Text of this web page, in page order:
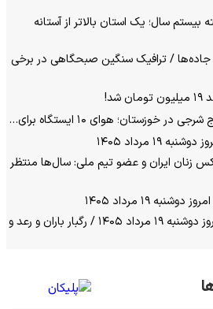
بیستم سال؛ یک استان بالاتر از آستانه
/ ترافیک سنگین صبحگاهی در برخی
مرداد ۱۴۰۵
زنان ایران و عضو تیم ملی: سال‌ها منتظر
۱۹ مرداد ۱۴۰۵
وضعیت هوای کشور امروز دوشنبه ۱۹ مرداد ۱۴۰۵ / رگبار باران و رعد و